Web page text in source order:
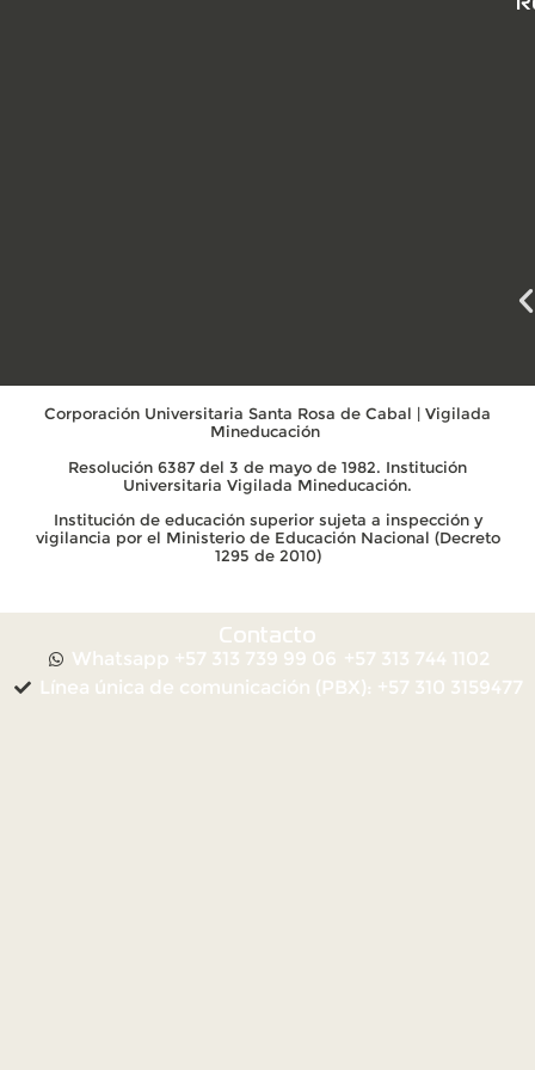
Corporación Universitaria Santa Rosa de Cabal | Vigilada
Mineducación
Resolución 6387 del 3 de mayo de 1982. Institución
Universitaria Vigilada Mineducación.
Institución de educación superior sujeta a inspección y
vigilancia por el Ministerio de Educación Nacional (Decreto
1295 de 2010)
Contacto
Whatsapp +57 313 739 99 06 +57 313 744 1102
Línea única de comunicación (PBX): +57 310 3159477